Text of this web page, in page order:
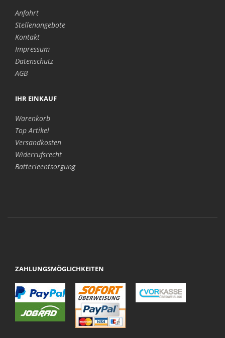
Anfahrt
Stellenangebote
Kontakt
Impressum
Datenschutz
AGB
IHR EINKAUF
Warenkorb
Top Artikel
Versandkosten
Widerrufsrecht
Batterieentsorgung
ZAHLUNGSMÖGLICHKEITEN